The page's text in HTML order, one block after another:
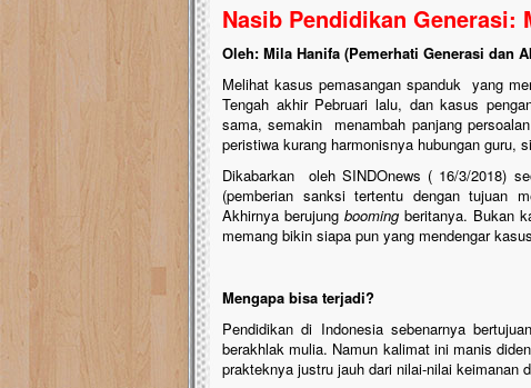
Nasib Pendidikan Generasi:
Oleh: Mila Hanifa (Pemerhati Generasi dan
Melihat kasus pemasangan spanduk yang
Tengah akhir Pebruari lalu, dan kasus
sama, semakin menambah panjang
peristiwa kurang harmonisnya hubungan guru,
Dikabarkan oleh SINDOnews ( 16/3/2018)
(pemberian sanksi tertentu dengan tujuan
Akhirnya berujung booming beritanya. Bukan
memang bikin siapa pun yang mendengar
Mengapa bisa terjadi?
Pendidikan di Indonesia sebenarnya
berakhlak mulia. Namun kalimat ini manis
prakteknya justru jauh dari nilai-nilai keimanan